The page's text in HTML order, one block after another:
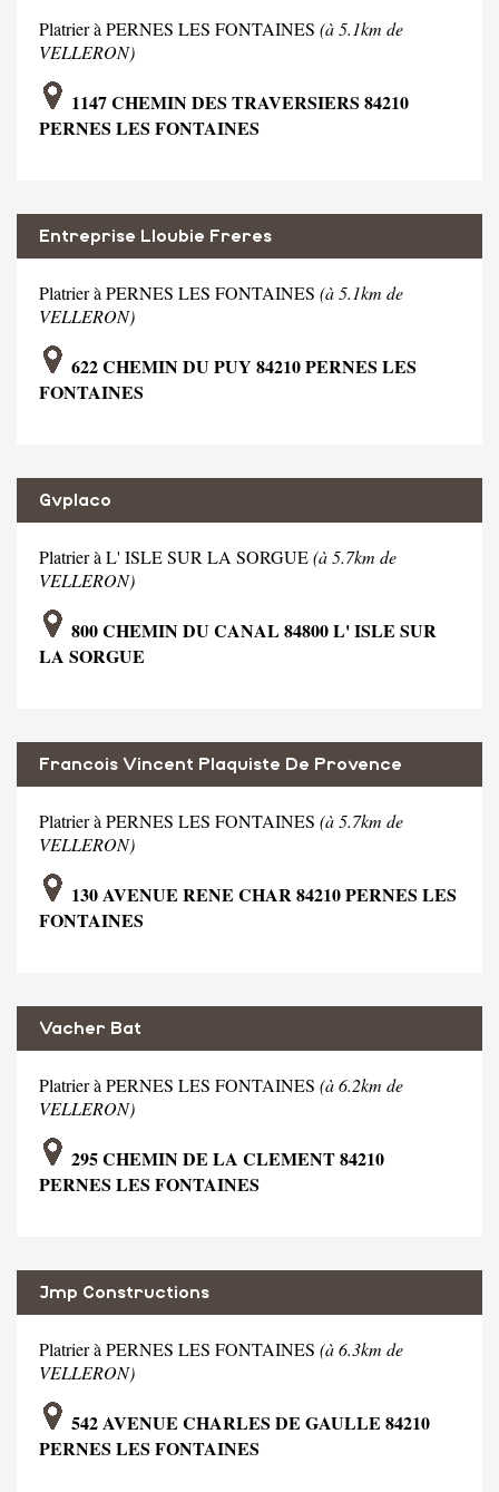
Platrier à PERNES LES FONTAINES (à 5.1km de
VELLERON)
1147 CHEMIN DES TRAVERSIERS 84210
PERNES LES FONTAINES
Entreprise Lloubie Freres
Platrier à PERNES LES FONTAINES (à 5.1km de
VELLERON)
622 CHEMIN DU PUY 84210 PERNES LES
FONTAINES
Gvplaco
Platrier à L' ISLE SUR LA SORGUE(à 5.7km de
VELLERON)
800 CHEMIN DU CANAL 84800 L' ISLE SUR
LA SORGUE
Francois Vincent Plaquiste De Provence
Platrier à PERNES LES FONTAINES (à 5.7km de
VELLERON)
130 AVENUE RENE CHAR 84210 PERNES LES
FONTAINES
Vacher Bat
Platrier à PERNES LES FONTAINES (à 6.2km de
VELLERON)
295 CHEMIN DE LA CLEMENT 84210
PERNES LES FONTAINES
Jmp Constructions
Platrier à PERNES LES FONTAINES (à 6.3km de
VELLERON)
542 AVENUE CHARLES DE GAULLE 84210
PERNES LES FONTAINES